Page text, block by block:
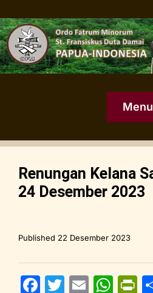
Menu
Renungan Kelana
24 Desember 2023
Published 22 Desember 2023
F
T
E
W